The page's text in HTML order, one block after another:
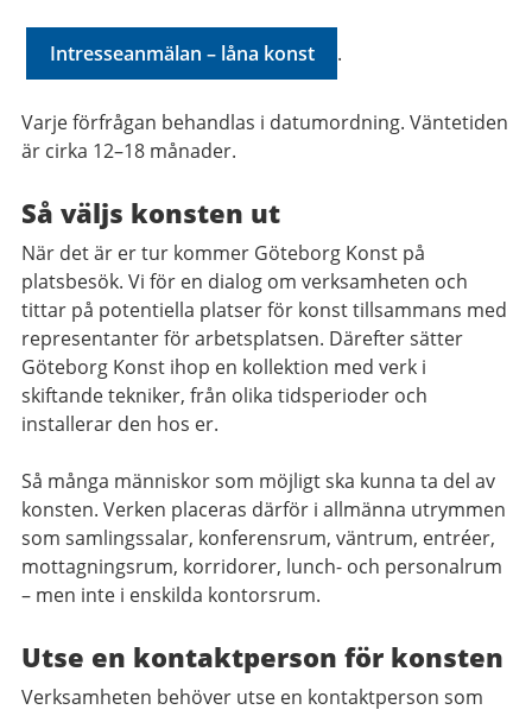
Intresseanmälan – låna konst .
Varje förfrågan behandlas i datumordning. Väntetiden
är cirka 12–18 månader.
Så väljs konsten ut
När det är er tur kommer Göteborg Konst på
platsbesök. Vi för en dialog om verksamheten och
tittar på potentiella platser för konst tillsammans med
representanter för arbetsplatsen. Därefter sätter
Göteborg Konst ihop en kollektion med verk i
skiftande tekniker, från olika tidsperioder och
installerar den hos er.
Så många människor som möjligt ska kunna ta del av
konsten. Verken placeras därför i allmänna utrymmen
som samlingssalar, konferensrum, väntrum, entréer,
mottagningsrum, korridorer, lunch- och personalrum
– men inte i enskilda kontorsrum.
Utse en kontaktperson för konsten
Verksamheten behöver utse en kontaktperson som